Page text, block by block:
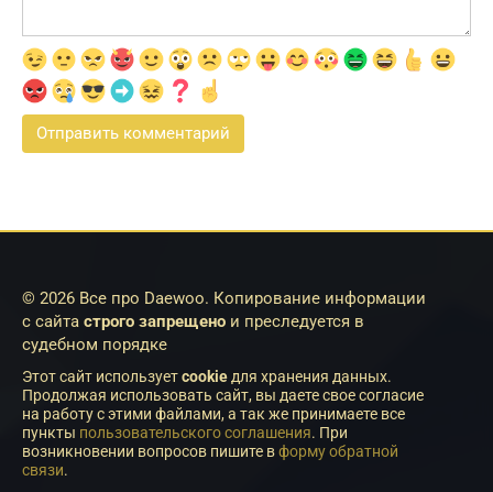
© 2026 Все про Daewoo. Копирование информации
с сайта строго запрещено и преследуется в
судебном порядке
Этот сайт используетcookie для хранения данных.
Продолжая использовать сайт, вы даете свое согласие
на работу с этими файлами, а так же принимаете все
пункты пользовательского соглашения. При
возникновении вопросов пишите вформу обратной
связи.